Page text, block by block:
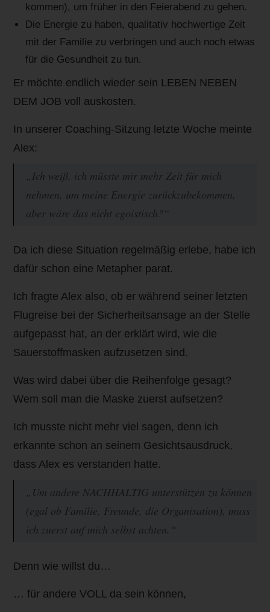
kommen), um früher in den Feierabend zu gehen.
Die Energie zu haben, qualitativ hochwertige Zeit
mit der Familie zu verbringen und auch noch etwas
für die Gesundheit zu tun.
Er möchte endlich wieder sein LEBEN NEBEN
DEM JOB voll auskosten.
In unserer Coaching-Sitzung letzte Woche meinte
Alex:
„Ich weiß, ich müsste mir mehr Zeit für mich
nehmen, um meine Energie zurückzubekommen,
aber wäre das nicht egoistisch?“
Da ich diese Situation regelmäßig erlebe, habe ich
dafür schon eine Metapher parat.
Ich fragte Alex also, ob er während seiner letzten
Flugreise bei der Sicherheitsansage an der Stelle
aufgepasst hat, an der erklärt wird, wie die
Sauerstoffmasken aufzusetzen sind.
Was wird dabei über die Reihenfolge gesagt?
Wem soll man die Maske zuerst aufsetzen?
Ich musste nicht mehr viel sagen, denn ich
erkannte schon an seinem Gesichtsausdruck,
dass Alex es verstanden hatte.
„Um andere NACHHALTIG unterstützen zu können
(egal ob Familie, Freunde, die Organisation), muss
ich zuerst auf mich selbst achten.“
Denn wie willst du…
… für andere VOLL da sein können,